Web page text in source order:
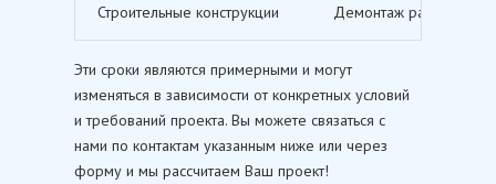
Строительные конструкции Демонтаж различных
Эти сроки являются примерными и могут
изменяться в зависимости от конкретных условий
и требований проекта. Вы можете связаться с
нами по контактам указанным ниже или через
форму и мы рассчитаем Ваш проект!